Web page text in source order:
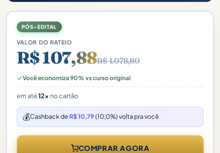
PÓS-EDITAL
VALOR DO RATEIO
R$ 107,88R$ 1.078,80
Você economiza 90% vs curso original
em até12x no cartão
💰Cashback de R$ 10,79(10,0%) volta pra você
COMPRAR AGORA